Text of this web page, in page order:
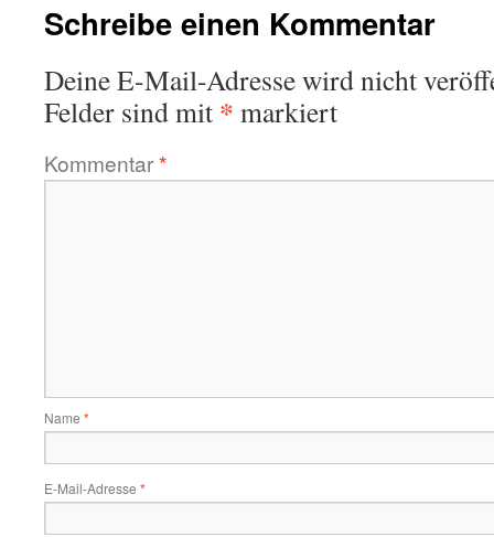
Schreibe einen Kommentar
Deine E-Mail-Adresse wird nicht
Felder sind mit * markiert
Kommentar*
Name *
E-Mail-Adresse *